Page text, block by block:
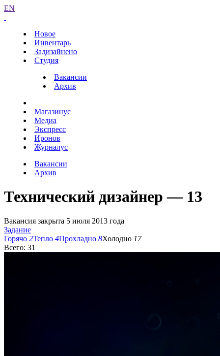
EN
Новое
Инвентарь
Задизайнено
Студия
Вакансии
Архив
Магазинус
Медиа
Экспресс
Иронов
Журналус
Вакансии
Архив
Технический дизайнер — 13
Вакансия закрыта 5 июля 2013 года
Задание
Горячо 2Тепло 4Прохладно 8Холодно 17
Всего: 31